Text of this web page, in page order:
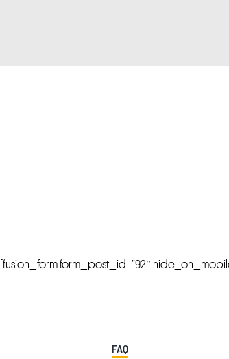
[fusion_form form_post_id=”92″
FAQ